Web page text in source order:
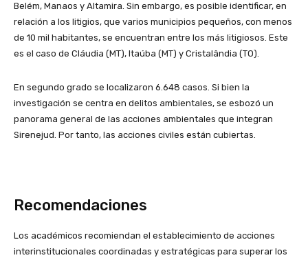
Belém, Manaos y Altamira. Sin embargo, es posible identificar, en
relación a los litigios, que varios municipios pequeños, con menos
de 10 mil habitantes, se encuentran entre los más litigiosos. Este
es el caso de Cláudia (MT), Itaúba (MT) y Cristalândia (TO).
En segundo grado se localizaron 6.648 casos. Si bien la
investigación se centra en delitos ambientales, se esbozó un
panorama general de las acciones ambientales que integran
Sirenejud. Por tanto, las acciones civiles están cubiertas.
Recomendaciones
Los académicos recomiendan el establecimiento de acciones
interinstitucionales coordinadas y estratégicas para superar los